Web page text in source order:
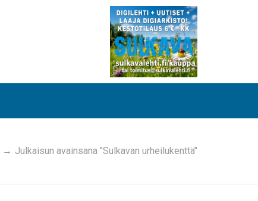
→ Julkaisun avainsana "Sulkavan urheilukenttä"